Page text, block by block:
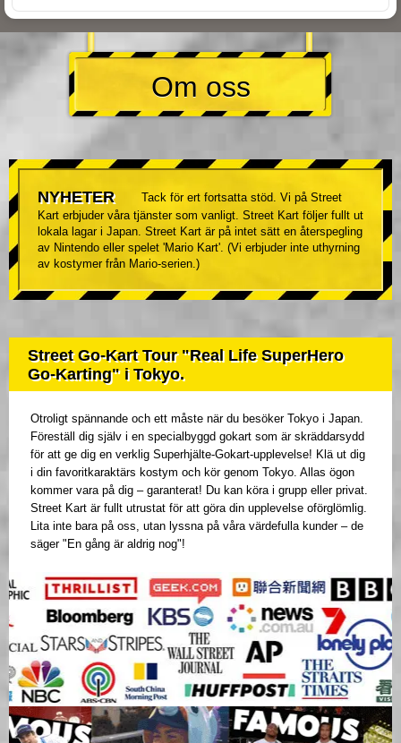
Om oss
NYHETER
Tack för ert fortsatta stöd. Vi på Street
Kart erbjuder våra tjänster som vanligt. Street Kart följer fullt ut
lokala lagar i Japan. Street Kart är på intet sätt en återspegling
av Nintendo eller spelet 'Mario Kart'. (Vi erbjuder inte uthyrning
av kostymer från Mario-serien.)
Street Go-Kart Tour "Real Life SuperHero
Go-Karting" i Tokyo.
Otroligt spännande och ett måste när du besöker Tokyo i Japan.
Föreställ dig själv i en specialbyggd gokart som är skräddarsydd
för att ge dig en verklig Superhjälte-Gokart-upplevelse! Klä ut dig
i din favoritkaraktärs kostym och kör genom Tokyo. Allas ögon
kommer vara på dig – garanterat! Du kan köra i grupp eller privat.
Street Kart är fullt utrustat för att göra din upplevelse oförglömlig.
Lita inte bara på oss, utan lyssna på våra värdefulla kunder – de
säger "En gång är aldrig nog"!